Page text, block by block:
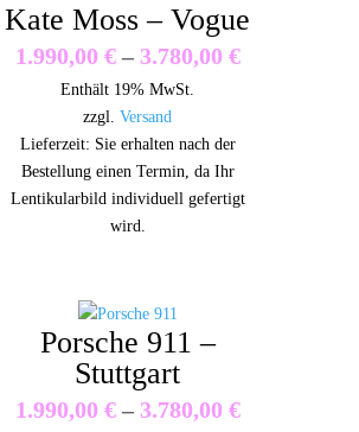
Kate Moss – Vogue
1.990,00 € – 3.780,00 €Preisspanne:
Enthält 19% MwSt.
zzgl.Versand
Lieferzeit: Sie erhalten nach der
Bestellung einen Termin, da Ihr
Lentikularbild individuell gefertigt
wird.
Porsche 911 –
Stuttgart
1.990,00 € – 3.780,00 €Preisspanne: